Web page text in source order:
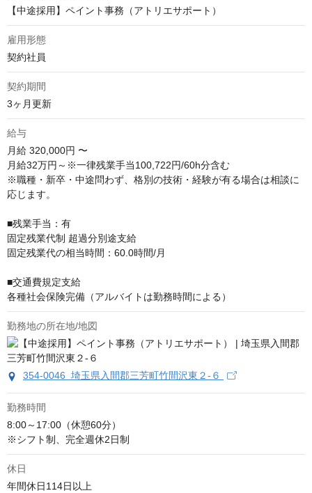
【中途採用】ペイント事務（アトリエサポート）
雇用形態
契約社員
契約期間
3ヶ月更新
給与
月給 320,000円 〜
月給32万円～※一律残業手当100,722円/60h分含む
※職種・新卒・中途問わず、格別の技術・経験が有る場合は相談に
応じます。
■残業⼿当：有
固定残業代制 超過分別途⽀給
固定残業代の相当時間：60.0時間/⽉
■交通費規定支給
各種社会保険完備（アルバイトは勤務時間による）
勤務地の所在地/地図
354-0046 埼玉県入間郡三芳町竹間沢東２-６
勤務時間
8:00～17:00（休憩60分）
※シフト制、完全週休2日制
休日
年間休日114日以上